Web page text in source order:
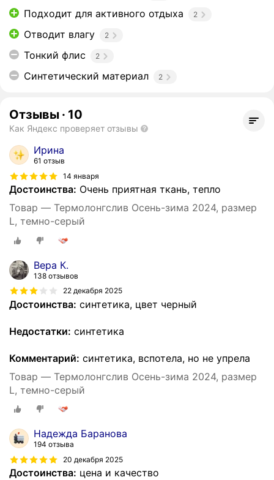
Подходит для активного отдыха 2
Отводит влагу 2
Тонкий флис 2
Синтетический материал 2
Отзывы · 10
Как Яндекс проверяет отзывы
Ирина
61 отзыв
14 января
Достоинства: Очень приятная ткань, тепло
Товар — Термолонгслив Осень-зима 2024, размер
L, темно-серый
Вера К.
138 отзывов
22 декабря 2025
Достоинства: синтетика, цвет черный
Недостатки: синтетика
Комментарий: синтетика, вспотела, но не упрела
Товар — Термолонгслив Осень-зима 2024, размер
L, темно-серый
Надежда Баранова
194 отзыва
20 декабря 2025
Достоинства: цена и качество